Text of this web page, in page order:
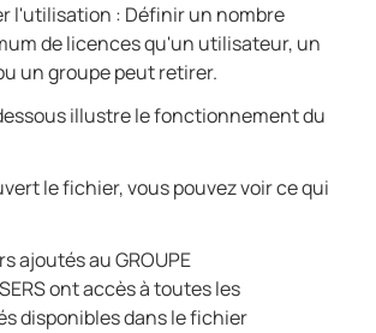
l'utilisation : Définir un nombre
de licences qu'un utilisateur, un
un groupe peut retirer.
illustre le fonctionnement du
le fichier, vous pouvez voir ce qui
ajoutés au GROUPE
ont accès à toutes les
disponibles dans le fichier